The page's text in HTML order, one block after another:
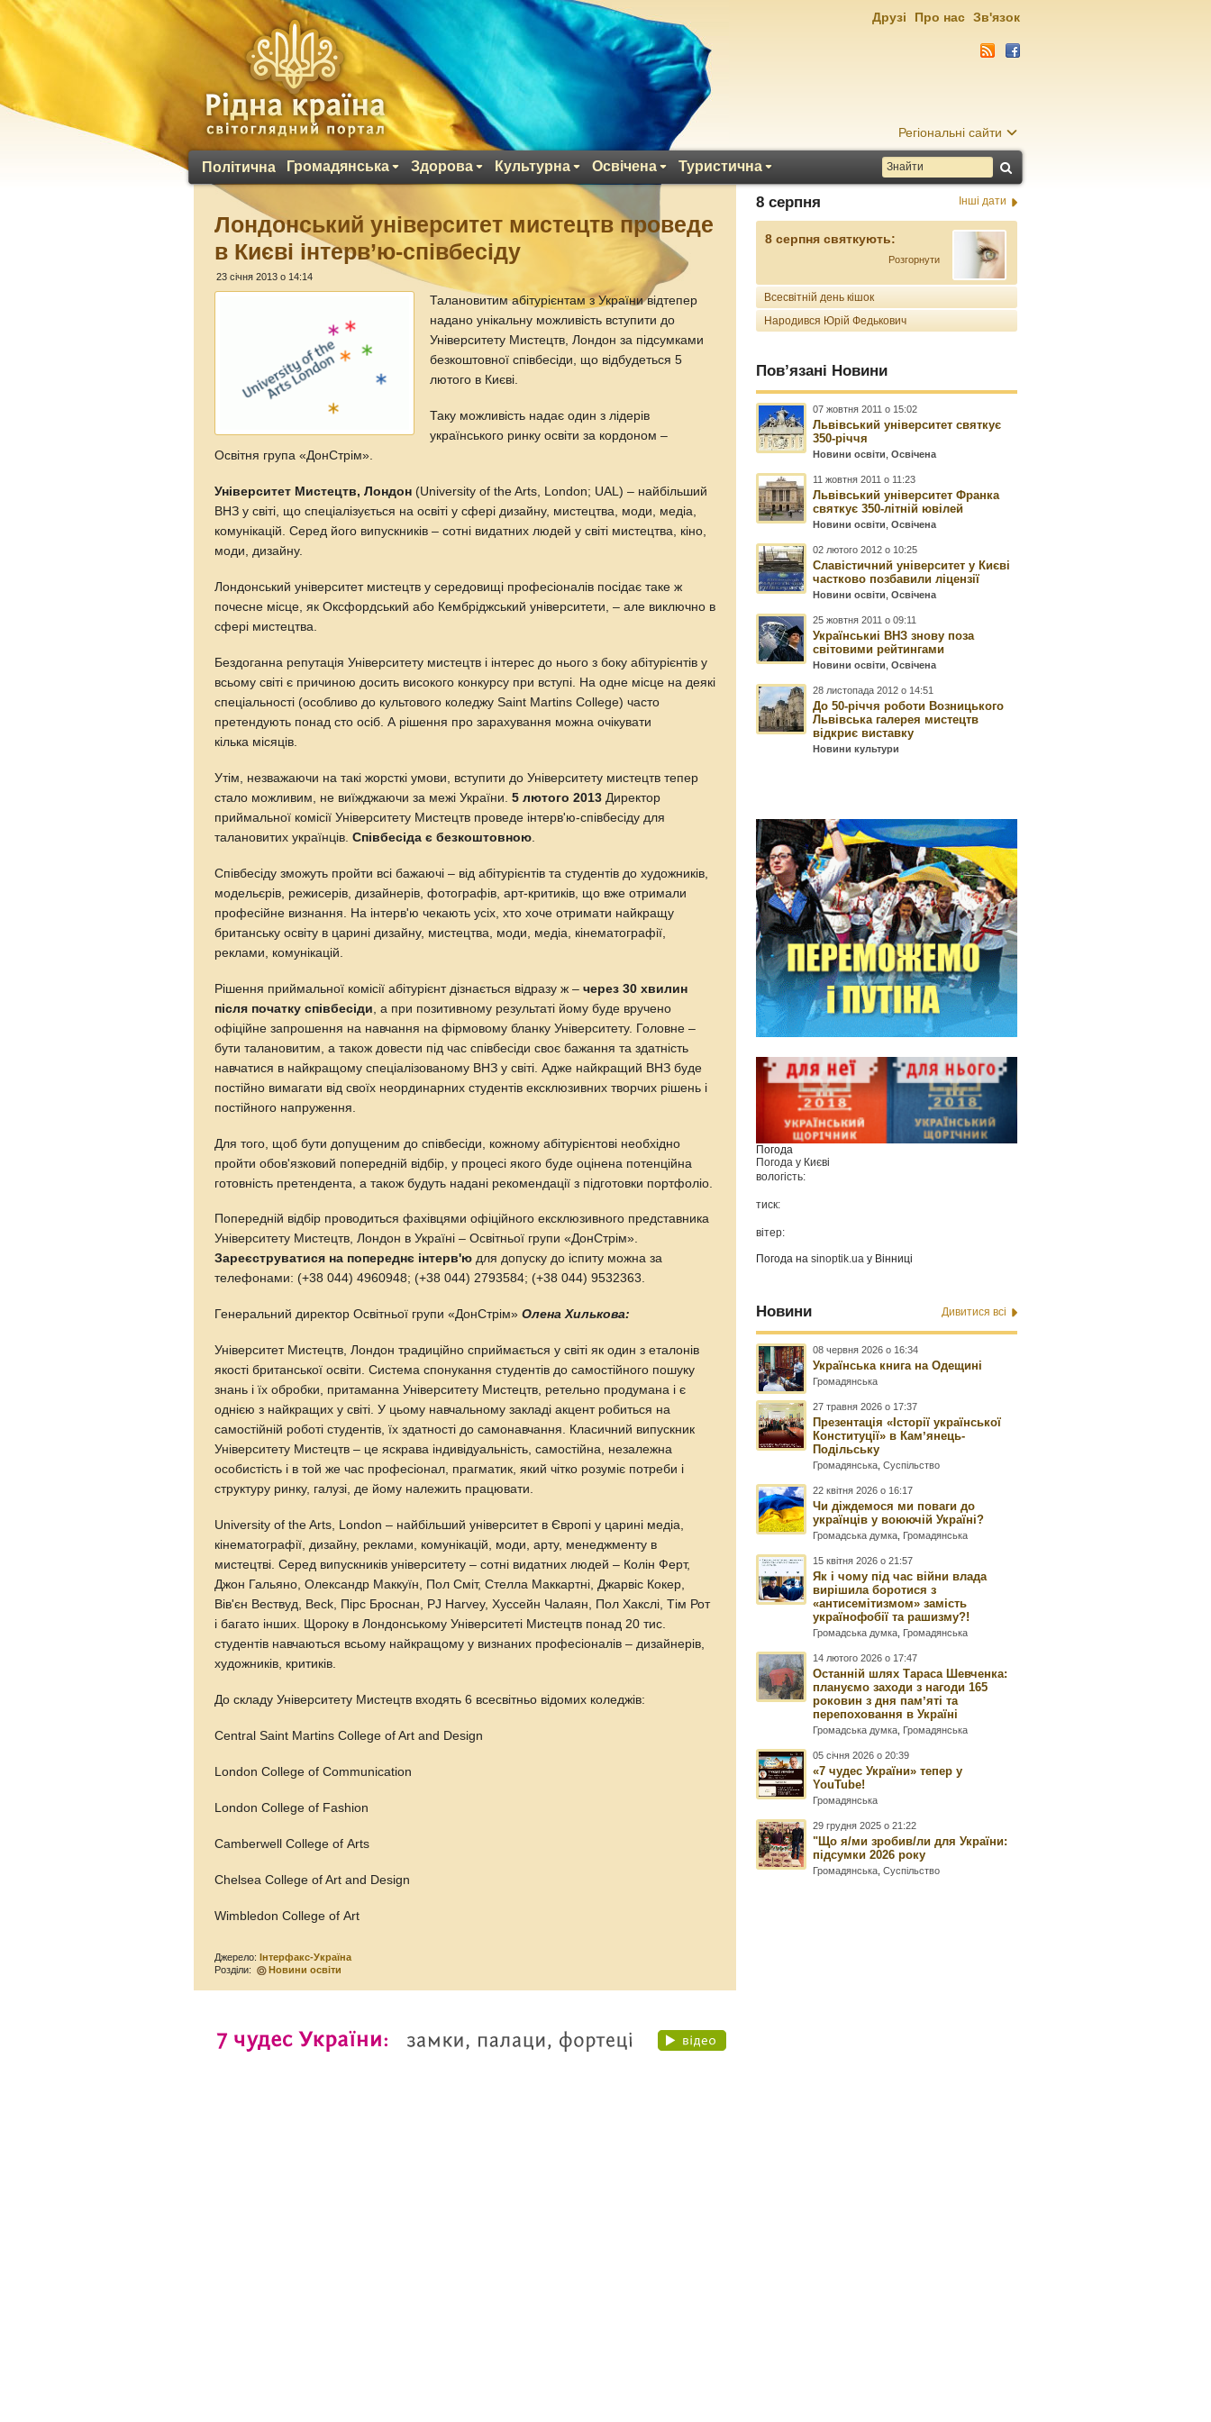
Регіональні сайти
Політична Громадянська Здорова Культурна Освічена Туристична
Друзі Про нас Зв'язок
Лондонський університет мистецтв проведе
в Києві інтерв’ю-співбесіду
23 січня 2013 о 14:14
Талановитим абітурієнтам з України відтепер
надано унікальну можливість вступити до
Університету Мистецтв, Лондон за підсумками
безкоштовної співбесіди, що відбудеться 5
лютого в Києві.
Таку можливість надає один з лідерів
українського ринку освіти за кордоном –
Освітня група «ДонСтрім».
Університет Мистецтв, Лондон (University of the Arts, London; UAL) – найбільший
ВНЗ у світі, що спеціалізується на освіті у сфері дизайну, мистецтва, моди, медіа,
комунікацій. Серед його випускників – сотні видатних людей у світі мистецтва, кіно,
моди, дизайну.
Лондонський університет мистецтв у середовищі професіоналів посідає таке ж
почесне місце, як Оксфордський або Кембріджський університети, – але виключно в
сфері мистецтва.
Бездоганна репутація Університету мистецтв і інтерес до нього з боку абітурієнтів у
всьому світі є причиною досить високого конкурсу при вступі. На одне місце на деякі
спеціальності (особливо до культового коледжу Saint Martins College) часто
претендують понад сто осіб. А рішення про зарахування можна очікувати
кілька місяців.
Утім, незважаючи на такі жорсткі умови, вступити до Університету мистецтв тепер
стало можливим, не виїжджаючи за межі України.5 лютого 2013 Директор
приймальної комісії Університету Мистецтв проведе інтерв'ю-співбесіду для
талановитих українців.Співбесіда є безкоштовною
Співбесіду зможуть пройти всі бажаючі – від абітурієнтів та студентів до художників,
модельєрів, режисерів, дизайнерів, фотографів, арт-критиків, що вже отримали
професійне визнання. На інтерв'ю чекають усіх, хто хоче отримати найкращу
британську освіту в царині дизайну, мистецтва, моди, медіа, кінематографії,
реклами, комунікацій.
Рішення приймальної комісії абітурієнт дізнається відразу ж –через 30 хвилин
після початку співбесіди , а при позитивному результаті йому буде вручено
офіційне запрошення на навчання на фірмовому бланку Університету. Головне –
бути талановитим, а також довести під час співбесіди своє бажання та здатність
навчатися в найкращому спеціалізованому ВНЗ у світі. Адже найкращий ВНЗ буде
постійно вимагати від своїх неординарних студентів ексклюзивних творчих рішень і
постійного напруження.
Для того, щоб бути допущеним до співбесіди, кожному абітурієнтові необхідно
пройти обов'язковий попередній відбір, у процесі якого буде оцінена потенційна
готовність претендента, а також будуть надані рекомендації з підготовки портфоліо.
Попередній відбір проводиться фахівцями офіційного ексклюзивного представника
Університету Мистецтв, Лондон в Україні – Освітньої групи «ДонСтрім».
Зареєструватися на попереднє інтерв'ю для допуску до іспиту можна за
телефонами: (+38 044) 4960948; (+38 044) 2793584; (+38 044) 9532363.
Генеральний директор Освітньої групи «ДонСтрім» Олена Хилькова:
Університет Мистецтв, Лондон традиційно сприймається у світі як один з еталонів
якості британської освіти. Система спонукання студентів до самостійного пошуку
знань і їх обробки, притаманна Університету Мистецтв, ретельно продумана і є
однією з найкращих у світі. У цьому навчальному закладі акцент робиться на
самостійній роботі студентів, їх здатності до самонавчання. Класичний випускник
Університету Мистецтв – це яскрава індивідуальність, самостійна, незалежна
особистість і в той же час професіонал, прагматик, який чітко розуміє потреби і
структуру ринку, галузі, де йому належить працювати.
University of the Arts, London – найбільший університет в Європі у царині медіа,
кінематографії, дизайну, реклами, комунікацій, моди, арту, менеджменту в
мистецтві. Серед випускників університету – сотні видатних людей – Колін Ферт,
Джон Гальяно, Олександр Маккуїн, Пол Сміт, Стелла Маккартні, Джарвіс Кокер,
Вів'єн Вествуд, Beck, Пірс Броснан, PJ Harvey, Хуссейн Чалаян, Пол Хакслі, Тім Рот
і багато інших. Щороку в Лондонському Університеті Мистецтв понад 20 тис.
студентів навчаються всьому найкращому у визнаних професіоналів – дизайнерів,
художників, критиків.
До складу Університету Мистецтв входять 6 всесвітньо відомих коледжів:
Central Saint Martins College of Art and Design
London College of Communication
London College of Fashion
Camberwell College of Arts
Chelsea College of Art and Design
Wimbledon College of Art
Джерело:Інтерфакс-Україна
Розділи:
Новини освіти
8 серпня Інші дати
8 серпня святкують:
Розгорнути
Всесвітній день кішок
Народився Юрій Федькович
Пов’язані Новини
07 жовтня 2011 о 15:02
Львівський університет святкує
350-річчя
Новини освіти ,Освічена
11 жовтня 2011 о 11:23
Львівський університет Франка
святкує 350-літній ювілей
Новини освіти ,Освічена
02 лютого 2012 о 10:25
Славістичний університет у Києві
частково позбавили ліцензії
Новини освіти ,Освічена
25 жовтня 2011 о 09:11
Українськиі ВНЗ знову поза
світовими рейтингами
Новини освіти ,Освічена
28 листопада 2012 о 14:51
До 50-річчя роботи Возницького
Львівська галерея мистецтв
відкриє виставку
Новини культури
Погода
Погода у Києві
вологість:
тиск:
вітер:
Погода наsinoptik.ua у Вінниці
Новини Дивитися всі
08 червня 2026 о 16:34
Українська книга на Одещині
Громадянська
27 травня 2026 о 17:37
Презентація «Історії української
Конституції» в Камʼянець-
Подільську
Громадянська ,Суспільство
22 квітня 2026 о 16:17
Чи діждемося ми поваги до
українців у воюючій Україні?
Громадська думка Громадянська
15 квітня 2026 о 21:57
Як і чому під час війни влада
вирішила боротися з
«антисемітизмом» замість
українофобії та рашизму?!
Громадська думка Громадянська
14 лютого 2026 о 17:47
Останній шлях Тараса Шевченка:
плануємо заходи з нагоди 165
роковин з дня памʼяті та
перепоховання в Україні
Громадська думка Громадянська
05 січня 2026 о 20:39
«7 чудес України» тепер у
YouTube!
Громадянська
29 грудня 2025 о 21:22
"Що я/ми зробив/ли для України:
підсумки 2026 року
Громадянська ,Суспільство